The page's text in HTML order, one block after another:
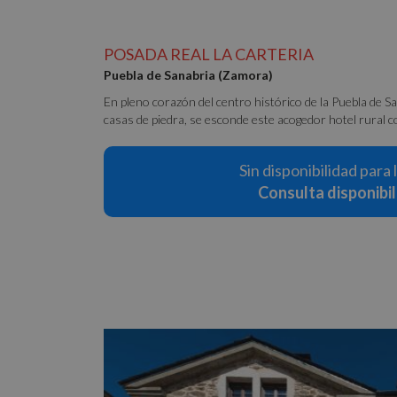
POSADA REAL LA CARTERIA
Puebla de Sanabria (Zamora)
En pleno corazón del centro histórico de la Puebla de
casas de piedra, se esconde este acogedor hotel rural
Sin disponibilidad para
Consulta
Cookies
Las cookies
gestión de cuentas.